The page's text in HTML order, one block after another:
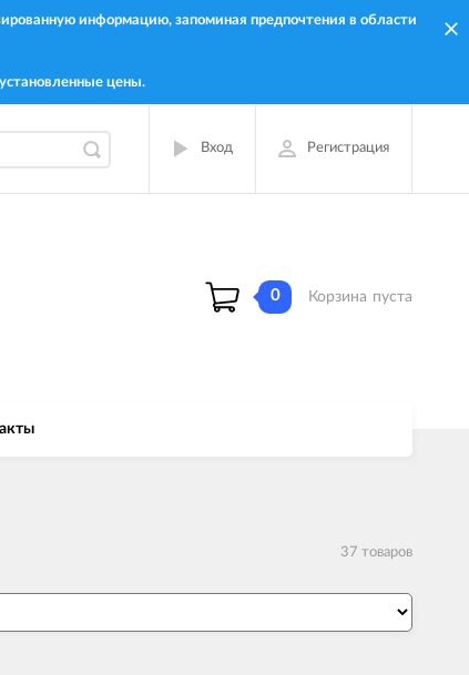
информацию, запоминая предпочтения в области
цены.
Вход Регистрация
0 Корзина пуста
37 товаров